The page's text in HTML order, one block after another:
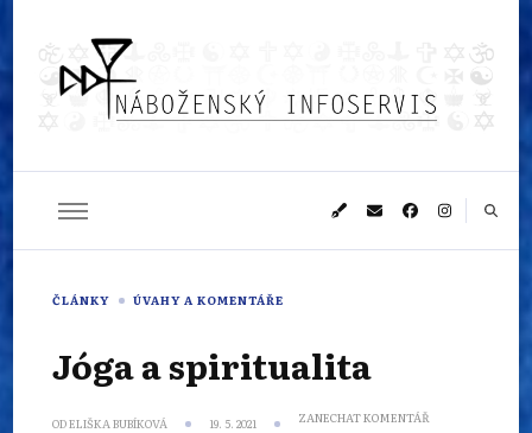
Náboženský
infoservis
ČLÁNKY ÚVAHY A KOMENTÁŘE
Jóga a spiritualita
ODELIŠKA BUBÍKOVÁ 19. 5. 2021 ZANECHAT KOMENTÁŘ